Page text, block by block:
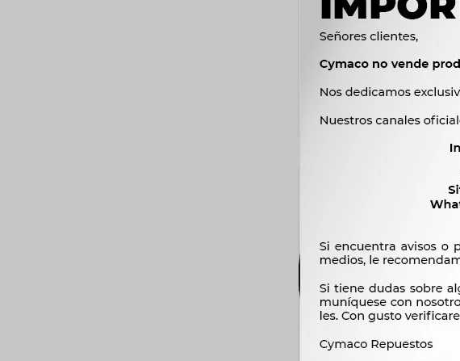
PATIN DE FRENO
$910